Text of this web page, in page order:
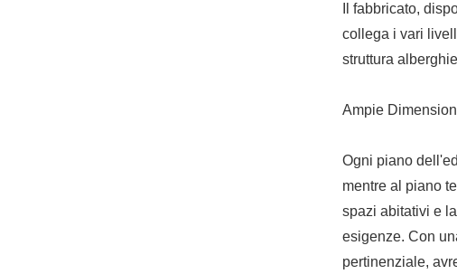
Il fabbricato,
collega i vari
struttura
Ampie
Ogni piano
mentre al piano
spazi abitativi e
esigenze. Con
pertinenziale,